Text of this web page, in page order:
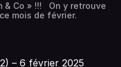
& Co » !!! On y retrouve
mois de février.
– 6 février 2025